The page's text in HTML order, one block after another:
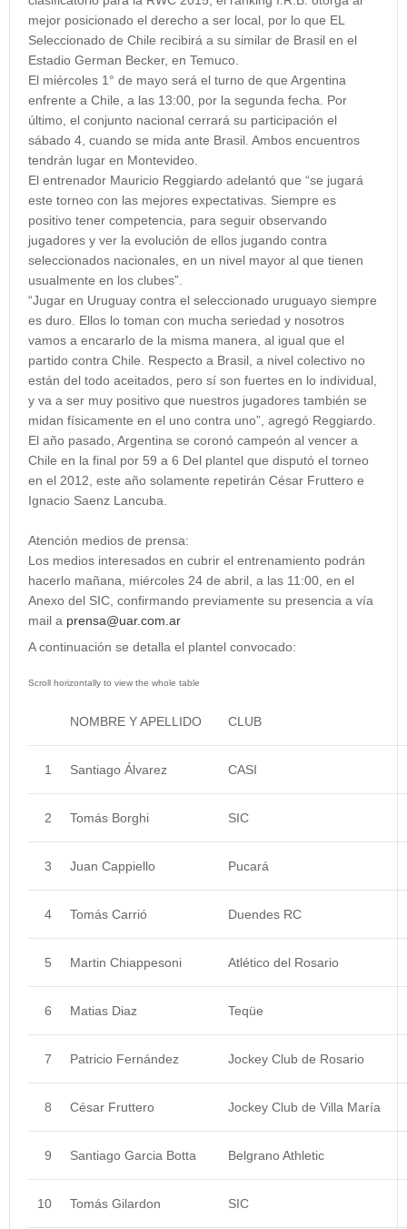
mejor posicionado el derecho a ser local, por lo que EL
Seleccionado de Chile recibirá a su similar de Brasil en el
Estadio German Becker, en Temuco.
El miércoles 1° de mayo será el turno de que Argentina
enfrente a Chile, a las 13:00, por la segunda fecha. Por
último, el conjunto nacional cerrará su participación el
sábado 4, cuando se mida ante Brasil. Ambos encuentros
tendrán lugar en Montevideo.
El entrenador Mauricio Reggiardo adelantó que “se jugará
este torneo con las mejores expectativas. Siempre es
positivo tener competencia, para seguir observando
jugadores y ver la evolución de ellos jugando contra
seleccionados nacionales, en un nivel mayor al que tienen
usualmente en los clubes”.
“Jugar en Uruguay contra el seleccionado uruguayo siempre
es duro. Ellos lo toman con mucha seriedad y nosotros
vamos a encararlo de la misma manera, al igual que el
partido contra Chile. Respecto a Brasil, a nivel colectivo no
están del todo aceitados, pero sí son fuertes en lo individual,
y va a ser muy positivo que nuestros jugadores también se
midan físicamente en el uno contra uno”, agregó Reggiardo.
El año pasado, Argentina se coronó campeón al vencer a
Chile en la final por 59 a 6 Del plantel que disputó el torneo
en el 2012, este año solamente repetirán César Fruttero e
Ignacio Saenz Lancuba.
Atención medios de prensa:
Los medios interesados en cubrir el entrenamiento podrán
hacerlo mañana, miércoles 24 de abril, a las 11:00, en el
Anexo del SIC, confirmando previamente su presencia a vía
mail a prensa@uar.com.ar
A continuación se detalla el plantel convocado:
NOMBRE Y APELLIDO CLUB
1 Santiago Álvarez CASI
2 Tomás Borghi SIC
3 Juan Cappiello Pucará
4 Tomás Carrió Duendes RC
5 Martin Chiappesoni Atlético del Rosario
6 Matias Diaz Teqüe
7 Patricio Fernández Jockey Club de Rosario
8 César Fruttero Jockey Club de Villa María
9 Santiago Garcia Botta Belgrano Athletic
10 Tomás Gilardon SIC